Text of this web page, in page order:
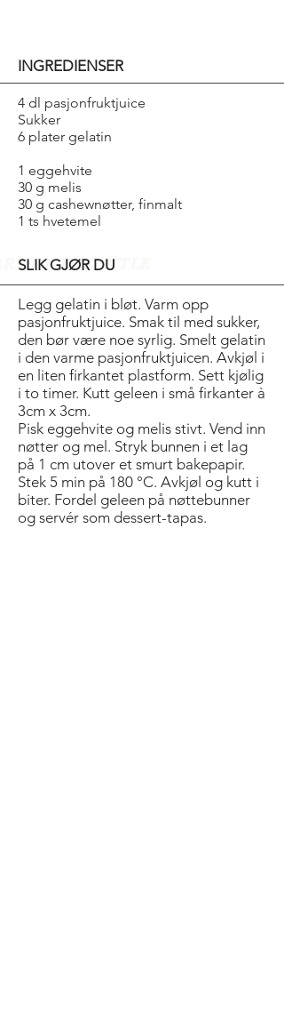
INGREDIENSER
4 dl pasjonfruktjuice
Sukker
6 plater gelatin
1 eggehvite
30 g melis
30 g cashewnøtter, finmalt
1 ts hvetemel
OF THE TITLE
SLIK GJØR DU
Legg gelatin i bløt. Varm opp
pasjonfruktjuice. Smak til med sukker,
den bør være noe syrlig. Smelt gelatin
i den varme pasjonfruktjuicen. Avkjøl i
en liten firkantet plastform. Sett kjølig
i to timer. Kutt geleen i små firkanter à
3cm x 3cm.
Pisk eggehvite og melis stivt. Vend inn
nøtter og mel. Stryk bunnen i et lag
på 1 cm utover et smurt bakepapir.
Stek 5 min på 180 °C. Avkjøl og kutt i
biter. Fordel geleen på nøttebunner
og servér som dessert-tapas.